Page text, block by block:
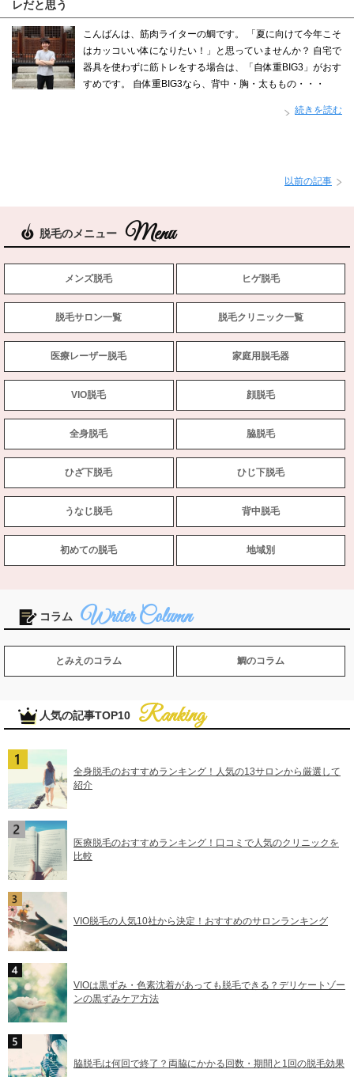
レだと思う
こんばんは、筋肉ライターの鯛です。 「夏に向けて今年こそ
はカッコいい体になりたい！」と思っていませんか？ 自宅で
器具を使わずに筋トレをする場合は、「自体重BIG3」がおす
すめです。 自体重BIG3なら、背中・胸・太ももの・・・
続きを読む
以前の記事
脱毛のメニュー
メンズ脱毛 ヒゲ脱毛
脱毛サロン一覧 脱毛クリニック一覧
医療レーザー脱毛 家庭用脱毛器
VIO脱毛 顔脱毛
全身脱毛 脇脱毛
ひざ下脱毛 ひじ下脱毛
うなじ脱毛 背中脱毛
初めての脱毛 地域別
コラム
とみえのコラム 鯛のコラム
人気の記事TOP10
全身脱毛のおすすめランキング！人気の13サロンから厳選して
紹介
医療脱毛のおすすめランキング！口コミで人気のクリニックを
比較
VIO脱毛の人気10社から決定！おすすめのサロンランキング
VIOは黒ずみ・色素沈着があっても脱毛できる？デリケートゾー
ンの黒ずみケア方法
脇脱毛は何回で終了？両脇にかかる回数・期間と1回の脱毛効果